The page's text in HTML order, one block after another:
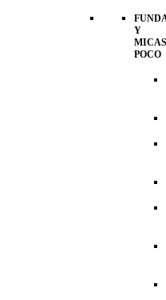
Y
MICAS
POCO